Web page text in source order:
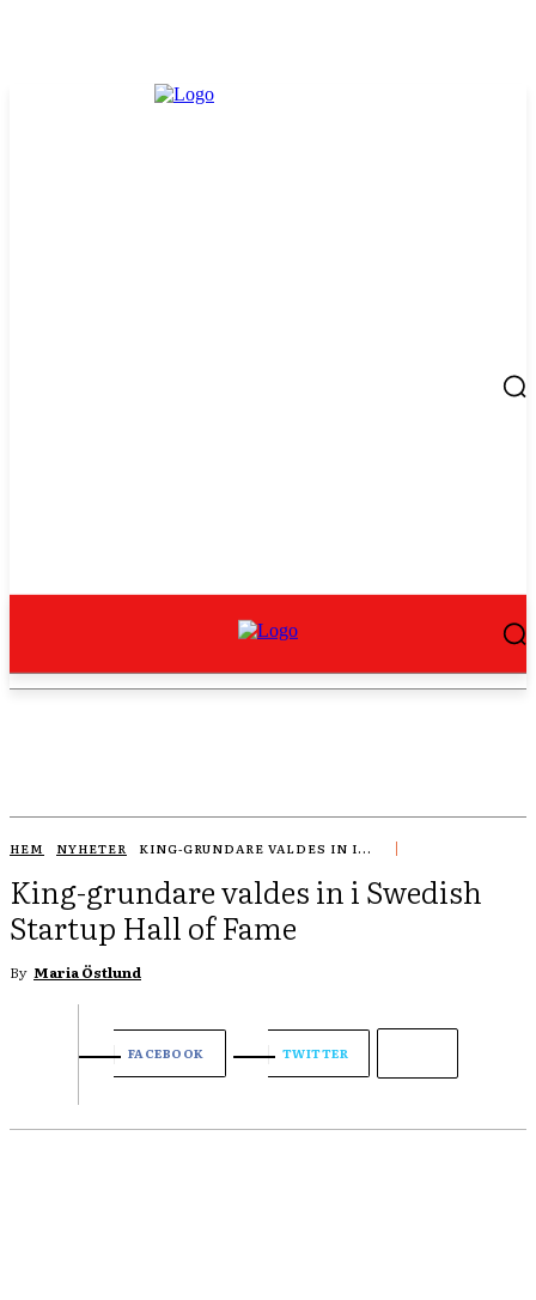
HEM NYHETER KING-GRUNDARE VALDES IN I...
King-grundare valdes in i Swedish
Startup Hall of Fame
By Maria Östlund
FACEBOOK TWITTER